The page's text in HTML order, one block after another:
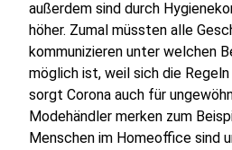
außerdem sind durch
höher. Zumal müssten alle
kommunizieren unter welchen
möglich ist, weil sich die
sorgt Corona auch für
Modehändler merken zum
Menschen im Homeoffice sind